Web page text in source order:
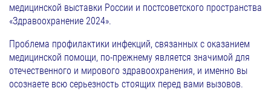
медицинской выставки России и постсоветского пространства
«Здравоохранение 2024».
Проблема профилактики инфекций, связанных с оказанием
медицинской помощи, по-прежнему является значимой для
отечественного и мирового здравоохранения, и именно вы
осознаете всю серьезность стоящих перед вами вызовов.